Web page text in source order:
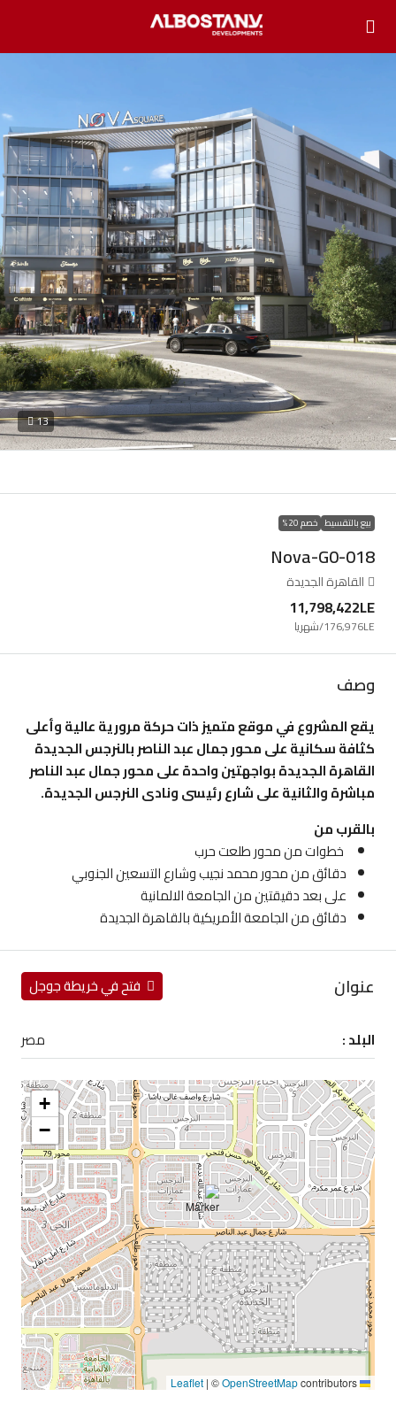
13
بيع بالتقسيط خصم 20%
Nova-G0-018
القاهرة الجديدة
11,798,422LE
176,976LE/شهريا
وصف
يقع المشروع في موقع متميز ذات حركة مرورية عالية وأعلى
كثافة سكانية على محور جمال عبد الناصر بالنرجس الجديدة
القاهرة الجديدة بواجهتين واحدة على محور جمال عبد الناصر
مباشرة والثانية على شارع رئيسى ونادى النرجس الجديدة.
بالقرب من
خطوات من محور طلعت حرب
دقائق من محور محمد نجيب وشارع التسعين الجنوبي
على بعد دقيقتين من الجامعة الالمانية
دقائق من الجامعة الأمريكية بالقاهرة الجديدة
عنوان فتح في خريطة جوجل
البلد : مصر
+
−
| ©OpenStreetMapcontributors